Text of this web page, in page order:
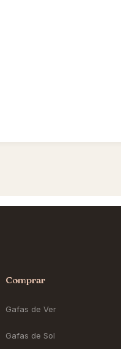
Comprar
Gafas de Ver
Gafas de Sol